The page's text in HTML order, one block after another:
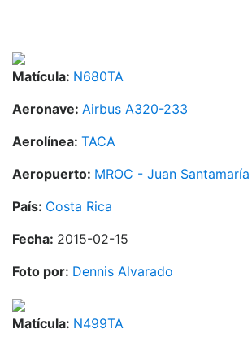
Matícula: N680TA
Aeronave: Airbus A320-233
Aerolínea: TACA
Aeropuerto: MROC - Juan
País: Costa Rica
Fecha: 2015-02-15
Foto por: Dennis Alvarado
Matícula: N499TA